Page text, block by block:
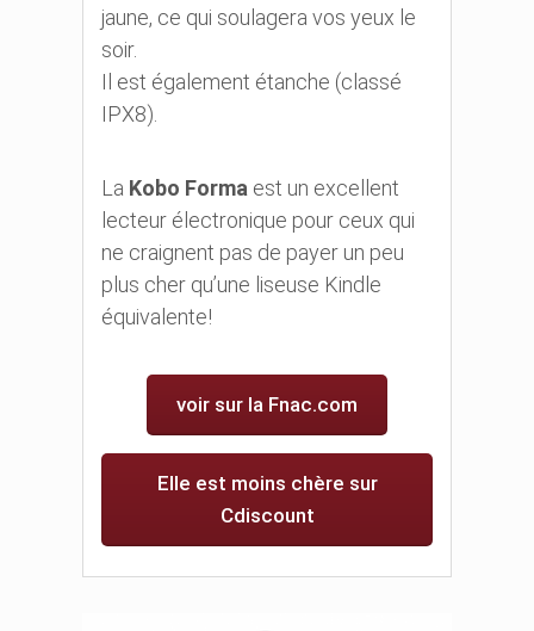
jaune, ce qui soulagera vos yeux le
soir.
Il est également étanche (classé
IPX8).
La Kobo Forma est un excellent
lecteur électronique pour ceux qui
ne craignent pas de payer un peu
plus cher qu’une liseuse Kindle
équivalente!
voir sur la Fnac.com
Elle est moins chère sur
Cdiscount